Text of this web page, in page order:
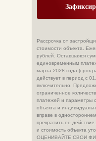
Рассрочка от
стоимости объекта.
рублей. Оставшаяся
единовременным
марта 2028 года (срок
действует в период с
включительно.
ограниченное
платежей и параметры
объекта и
вправе в
прекратить её
и стоимость объекта
ОЦЕНИВАЙТЕ СВОИ